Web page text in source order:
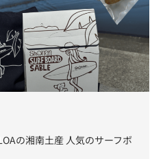
の湘南土産 人気のサーフボ